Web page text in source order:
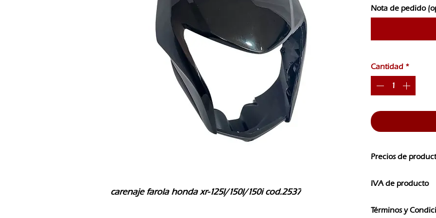
carenaje farola honda xr-125l/150l/150i cod.2537
Nota de pedido
Cantidad *
Precios de
CAMBIOS SIN
IVA de producto
IVA
Términos y